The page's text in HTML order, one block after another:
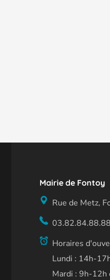
Mairie de Fontoy
Rue de Metz,
03.82.84.88.88
Horaires
Lundi : 14h-
Mardi : 9h-